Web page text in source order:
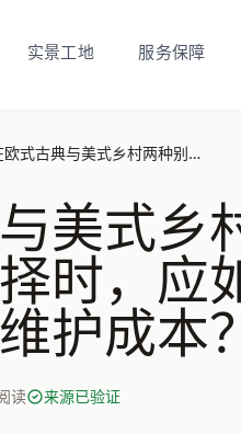
实景工地 服务保障
在欧式古典与美式乡村两种别墅风格之间进行选择时，应如何权衡其美学特点与日常维护成本？
美式乡
时，应
护成本？
读 来源已验证